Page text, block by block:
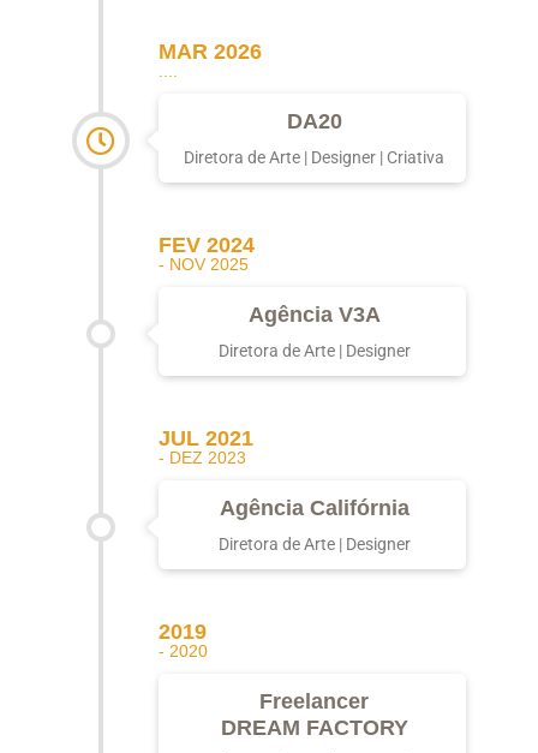
MAR 2026
DA20
Diretora de Arte | Designer | Criativa
FEV 2024
- NOV 2025
Agência V3A
Diretora de Arte | Designer
JUL 2021
- DEZ 2023
Agência Califórnia
Diretora de Arte | Designer
2019
- 2020
Freelancer
DREAM FACTORY